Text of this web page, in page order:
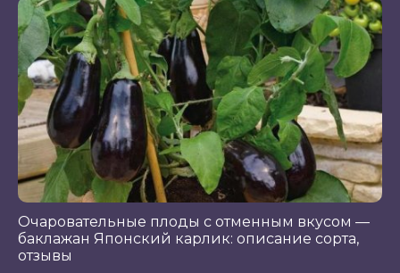
Очаровательные плоды с отменным вкусом —
баклажан Японский карлик: описание сорта,
отзывы